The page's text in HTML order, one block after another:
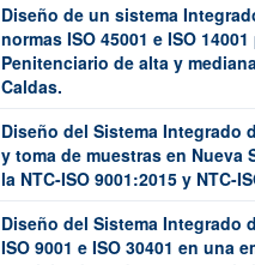
Diseño de un sistema
normas ISO 45001 e ISO
Penitenciario de alta y
Caldas.
Diseño del Sistema Integrado
y toma de muestras en Nueva
la NTC-ISO 9001:2015 y NTC-
Diseño del Sistema Integrado
ISO 9001 e ISO 30401 en una